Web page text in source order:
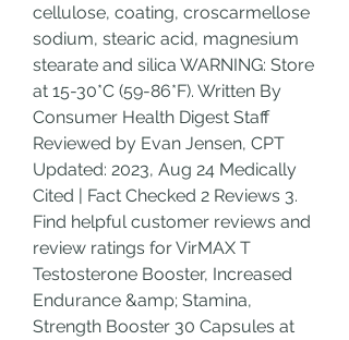
cellulose, coating, croscarmellose
sodium, stearic acid, magnesium
stearate and silica WARNING: Store
at 15-30*C (59-86*F). Written By
Consumer Health Digest Staff
Reviewed by Evan Jensen, CPT
Updated: 2023, Aug 24 Medically
Cited | Fact Checked 2 Reviews 3.
Find helpful customer reviews and
review ratings for VirMAX T
Testosterone Booster, Increased
Endurance &amp; Stamina,
Strength Booster 30 Capsules at